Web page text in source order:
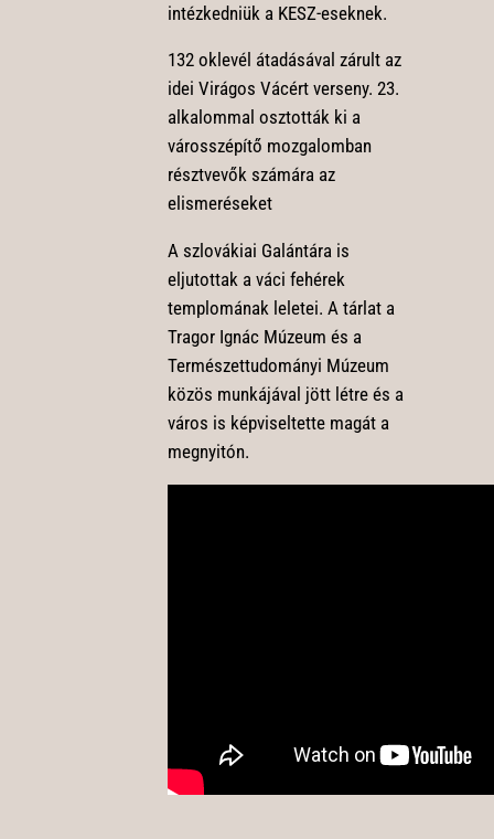
intézkedniük a KESZ-eseknek.
132 oklevél átadásával zárult az
idei Virágos Vácért verseny. 23.
alkalommal osztották ki a
városszépítő mozgalomban
résztvevők számára az
elismeréseket
A szlovákiai Galántára is
eljutottak a váci fehérek
templomának leletei. A tárlat a
Tragor Ignác Múzeum és a
Természettudományi Múzeum
közös munkájával jött létre és a
város is képviseltette magát a
megnyitón.